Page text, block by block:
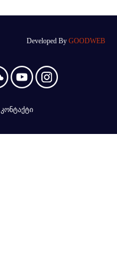
Developed By GOODWEB
კონტაქტი